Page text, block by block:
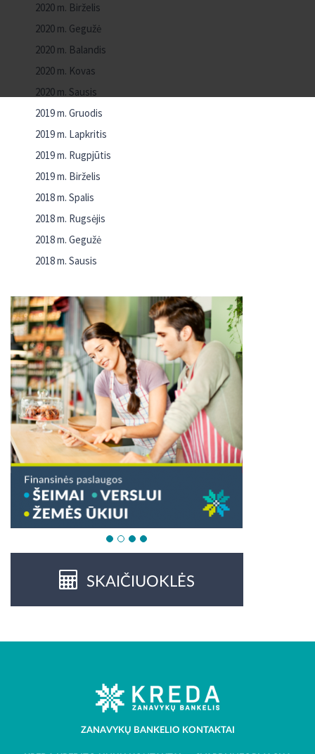
2020 m. Birželis
2020 m. Gegužė
2020 m. Balandis
2020 m. Kovas
2020 m. Sausis
2019 m. Gruodis
2019 m. Lapkritis
2019 m. Rugpjūtis
2019 m. Birželis
2018 m. Spalis
2018 m. Rugsėjis
2018 m. Gegužė
2018 m. Sausis
SKAIČIUOKLĖS
ZANAVYKŲ BANKELIO KONTAKTAI